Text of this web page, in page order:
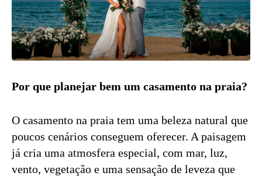
Por que planejar bem um casamento na praia?
O casamento na praia tem uma beleza natural que
poucos cenários conseguem oferecer. A paisagem
já cria uma atmosfera especial, com mar, luz,
vento, vegetação e uma sensação de leveza que